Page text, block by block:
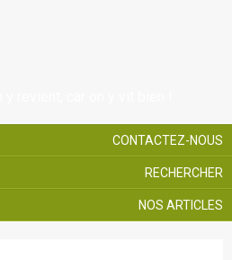
CONTACTEZ-NOUS
RECHERCHER
NOS ARTICLES